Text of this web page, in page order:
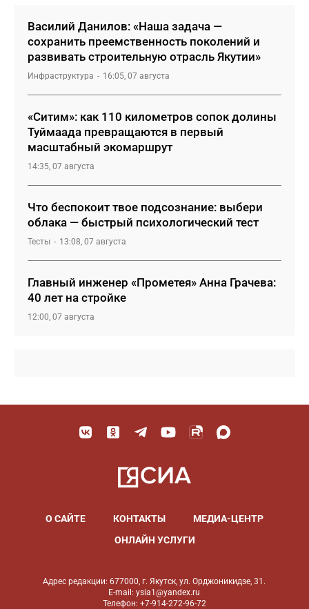
Василий Данилов: «Наша задача —
сохранить преемственность поколений и
развивать строительную отрасль Якутии»
Инфраструктура 16:05, 07 августа
«Ситим»: как 110 километров сопок долины
Туймаада превращаются в первый
масштабный экомаршрут
14:35, 07 августа
Что беспокоит твое подсознание: выбери
облака — быстрый психологический тест
Тесты 13:08, 07 августа
Главный инженер «Прометея» Анна Грачева:
40 лет на стройке
12:00, 07 августа
О САЙТЕ КОНТАКТЫ
МЕДИА-ЦЕНТР
ОНЛАЙН УСЛУГИ
Адрес редакции: 677000, г. Якутск, ул. Орджоникидзе, 31.
E-mail: ysia1@yandex.ru
Телефон: +7-914-272-96-72